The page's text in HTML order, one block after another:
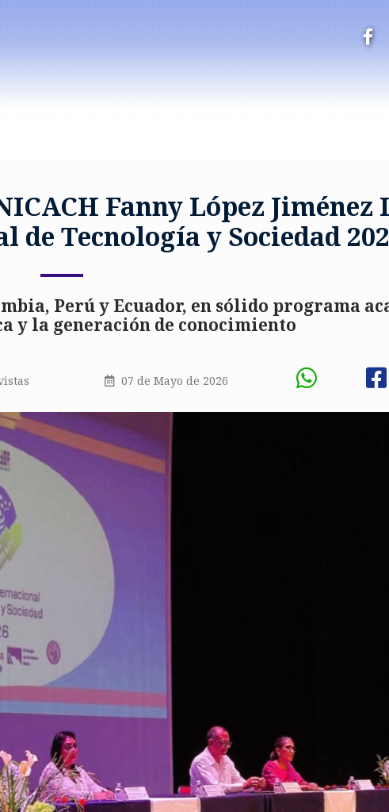
Fanny López Jiménez
de Tecnología y Sociedad
Perú y Ecuador, en sólido programa
y la generación de conocimiento
07 de Mayo de 2026